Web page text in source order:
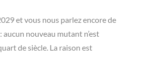
et vous nous parlez encore de
aucun nouveau mutant n’est
de siècle. La raison est